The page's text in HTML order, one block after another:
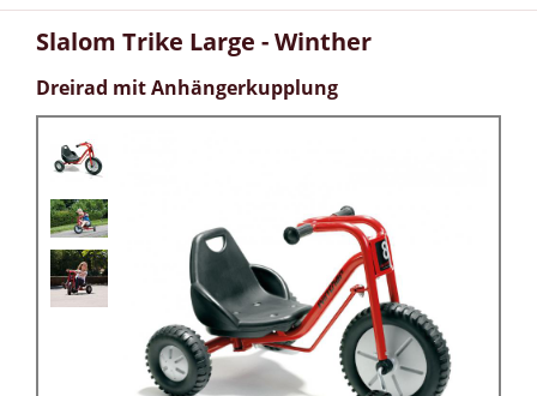
Slalom Trike Large - Winther
Dreirad mit Anhängerkupplung